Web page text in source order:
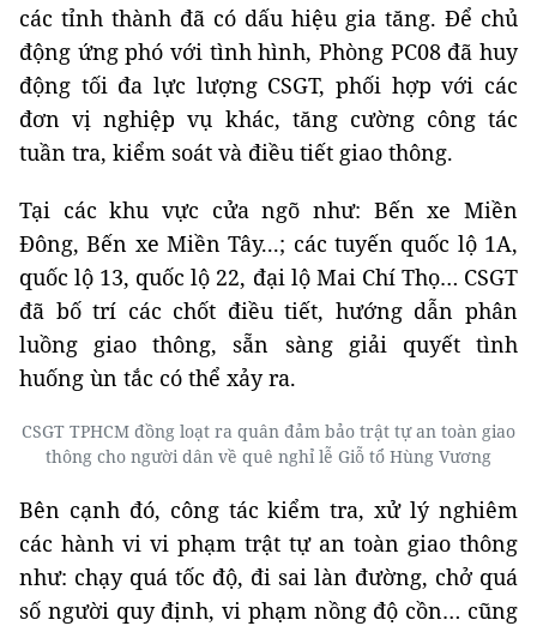
các tỉnh thành đã có dấu hiệu gia tăng. Để chủ
động ứng phó với tình hình, Phòng PC08 đã huy
động tối đa lực lượng CSGT, phối hợp với các
đơn vị nghiệp vụ khác, tăng cường công tác
tuần tra, kiểm soát và điều tiết giao thông.
Tại các khu vực cửa ngõ như: Bến xe Miền
Đông, Bến xe Miền Tây...; các tuyến quốc lộ 1A,
quốc lộ 13, quốc lộ 22, đại lộ Mai Chí Thọ… CSGT
đã bố trí các chốt điều tiết, hướng dẫn phân
luồng giao thông, sẵn sàng giải quyết tình
huống ùn tắc có thể xảy ra.
CSGT TPHCM đồng loạt ra quân đảm bảo trật tự an toàn giao
thông cho người dân về quê nghỉ lễ Giỗ tổ Hùng Vương
Bên cạnh đó, công tác kiểm tra, xử lý nghiêm
các hành vi vi phạm trật tự an toàn giao thông
như: chạy quá tốc độ, đi sai làn đường, chở quá
số người quy định, vi phạm nồng độ cồn… cũng